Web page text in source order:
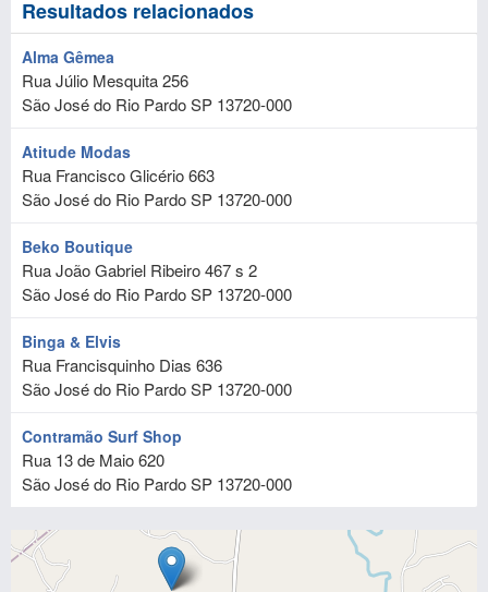
Resultados relacionados
Alma Gêmea
Rua Júlio Mesquita 256
São José do Rio PardoSP 13720-000
Atitude Modas
Rua Francisco Glicério 663
São José do Rio PardoSP 13720-000
Beko Boutique
Rua João Gabriel Ribeiro 467 s 2
São José do Rio PardoSP 13720-000
Binga & Elvis
Rua Francisquinho Dias 636
São José do Rio PardoSP 13720-000
Contramão Surf Shop
Rua 13 de Maio 620
São José do Rio PardoSP 13720-000